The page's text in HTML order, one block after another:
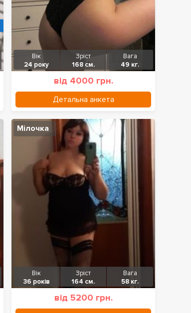
Вік
24 року
Зріст
168 см.
Вага
49 кг.
від 4000 грн.
Детальна анкета
Мілочка
Вік
36 років
Зріст
164 см.
Вага
58 кг.
від 5200 грн.